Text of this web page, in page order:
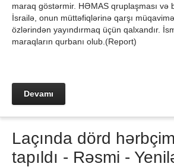
maraq göstərmir. HƏMAS qruplaşması və
İsrailə, onun müttəfiqlərinə qarşı
özlərindən yayındırmaq üçün qalxandır.
maraqların qurbanı olub.(Report)
Devamı
Laçında dörd
tapıldı - Rəsmi -